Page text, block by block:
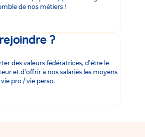
de nos métiers !
?
des valeurs fédératrices, d’être le
et d’offrir à nos salariés les moyens
pro / vie perso.